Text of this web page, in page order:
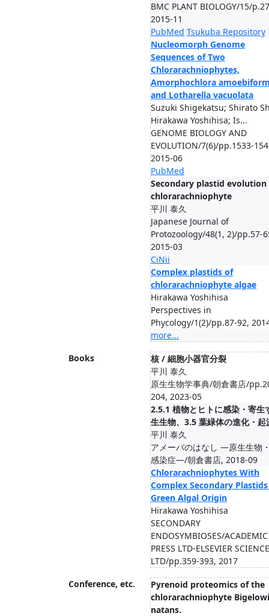
BMC PLANT BIOLOGY/15/
2015-11
PubMed Tsukuba Repository
Nucleomorph Genome
Sequences of Two
Chlorarachniophytes,
Amorphochlora
and Lotharella vacuolata
Suzuki Shigekatsu; Shirato
Hirakawa Yoshihisa; Is...
GENOME BIOLOGY AND
EVOLUTION/7(6)/pp.1533-
2015-06
PubMed
Secondary plastid evolution
chlorarachniophyte
平川 泰久
Japanese Journal of
Protozoology/48(1, 2)/pp.57-
2015-03
CiNii
Complex plastids of
chlorarachniophyte algae
Hirakawa Yoshihisa
Perspectives in
Phycology/1(2)/pp.87-92,
more...
Books
核 / 細胞小器官分裂
平川 泰久
原生生物学事典/朝倉書店/
204, 2023-05
2.5.1 植物とヒトに感染・寄生
生生物、3.5 葉緑体の進化・起
平川 泰久
アメーバのはなし ―原生生物
感染症―/朝倉書店, 2018-09
Chlorarachniophytes With
Complex Secondary
Green Algal Origin
Hirakawa Yoshihisa
SECONDARY
ENDOSYMBIOSES/ACADEMIC
PRESS LTD-ELSEVIER SCIENCE
LTD/pp.359-393, 2017
Conference, etc.
Pyrenoid proteomics of the
chlorarachniophyte
natans.